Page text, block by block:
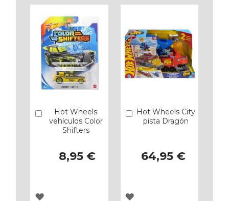
Hot Wheels
vehículos Color
Shifters
8,95 €
Añadir
AGREGAR
Hot Wheels City
pista Dragón
64,95 €
Añadir
AGREGAR